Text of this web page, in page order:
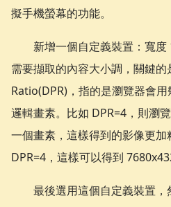
擬手機螢幕的功能。
新增一個自定義裝置：寬
需要擷取的內容大小調，關鍵
Ratio(DPR)，指的是瀏覽器會
邏輯畫素。比如 DPR=4，則瀏
一個畫素，這樣得到的影像更加
DPR=4，這樣可以得到
最後選用這個自定義裝置，